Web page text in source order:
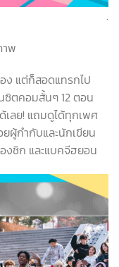
.
พ
ง แต่ก็สอดแทรกไป
ซิตคอมสั้นๆ 12 ตอน
เลย! แถมดูได้ทุกเพศ
ผู้กำกับและนักเขียน
ชิก และแบคจีฮยอน